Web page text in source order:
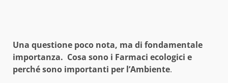
Una questione poco nota, ma di fondamentale
importanza. Cosa sono i Farmaci ecologici e
perché sono importanti per l’Ambiente.